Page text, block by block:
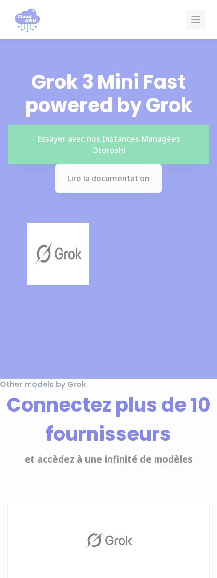
Grok 3 Mini Fast
powered by Grok
Essayer avec nos Instances Managées
Otoroshi
Lire la documentation
Other models by Grok
Connectez plus de 10
fournisseurs
et accèdez à une infinité de modèles